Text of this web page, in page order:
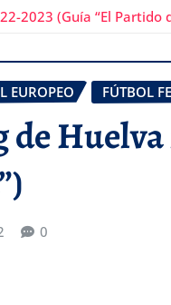
2023 (Guía “El Partido
EUROPEO FÚTBOL
Huelva
0